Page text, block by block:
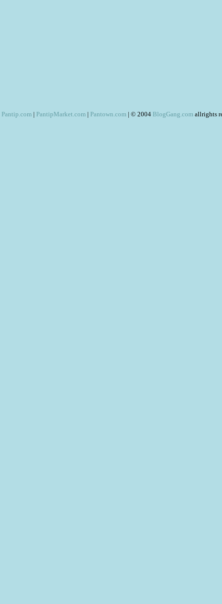
Pantip.com | PantipMarket.com | Pantown.com | © 2004 BlogGang.com allrights